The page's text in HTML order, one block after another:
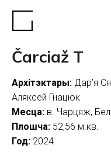
Čarciaž T
Архітэктары: Дар’я
Аляксей Гнацюк
Месца: в. Чарцяж,
Плошча: 52,56 м.кв.
Год: 2024